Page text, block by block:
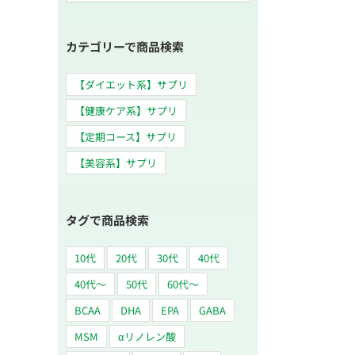
索
カテゴリーで商品検索
【ダイエット系】サプリ
【健康ケア系】サプリ
【定期コース】サプリ
【美容系】サプリ
タグで商品検索
10代 20代 30代
40代
40代～
50代
60代〜
BCAA
DHA EPA
GABA
MSM
αリノレン酸